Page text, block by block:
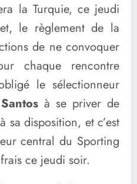
la Turquie, ce jeudi
le règlement de la
de ne convoquer
chaque rencontre
le sélectionneur
à se priver de
sa disposition, et c’est
central du Sporting
ce jeudi soir.